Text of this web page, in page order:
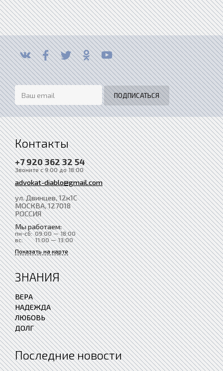
Контакты
+7 920 362 32 54
Звоните с 9:00 до 18:00
advokat-diablo@gmail.com
ул. Двинцев, 12к1С
МОСКВА, 127018
РОССИЯ
Мы работаем:
пн-сб: 09:00 — 18:00
вс:
11:00 — 13:00
Показать на карте
ЗНАНИЯ
ВЕРА
НАДЕЖДА
ЛЮБОВЬ
ДОЛГ
Последние новости